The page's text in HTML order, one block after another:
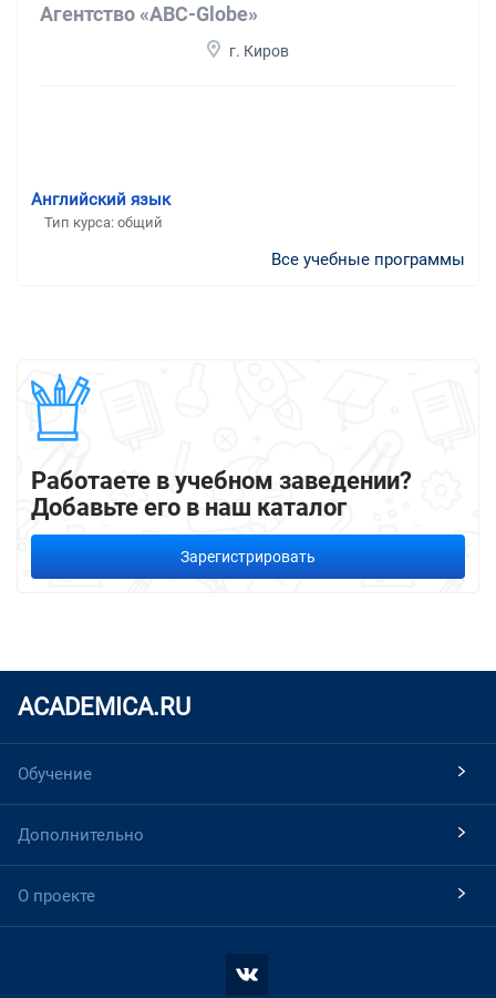
Агентство «АВС-Globe»
г. Киров
Английский язык
Тип курса: общий
Все учебные программы
Работаете в учебном заведении?
Добавьте его в наш каталог
Зарегистрировать
ACADEMICA.RU
Обучение
Дополнительно
О проекте